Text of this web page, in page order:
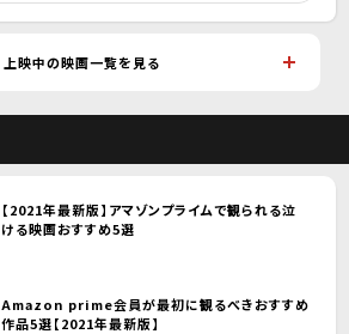
上映中の映画一覧を見る
【2021年最新版】アマゾンプライムで観られる泣
ける映画おすすめ5選
Amazon prime会員が最初に観るべきおすすめ
作品5選【2021年最新版】